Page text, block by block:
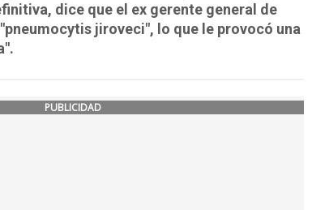
dice que el ex gerente general de
jiroveci", lo que le provocó una
PUBLICIDAD